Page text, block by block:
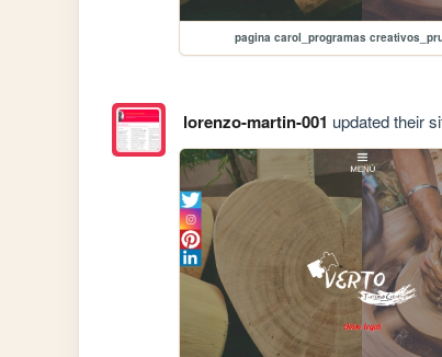
pagina carol_programas
lorenzo-martin-001 updated their